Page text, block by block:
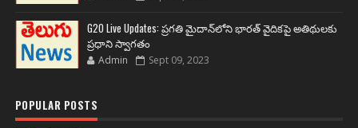
G20 Live Updates: ప్రగతి మైదాన్‌లోని భారత్ వైదికపై అతిథులకు
ప్రధాని స్వాగతం
Admin Sept 09, 2023
POPULAR POSTS